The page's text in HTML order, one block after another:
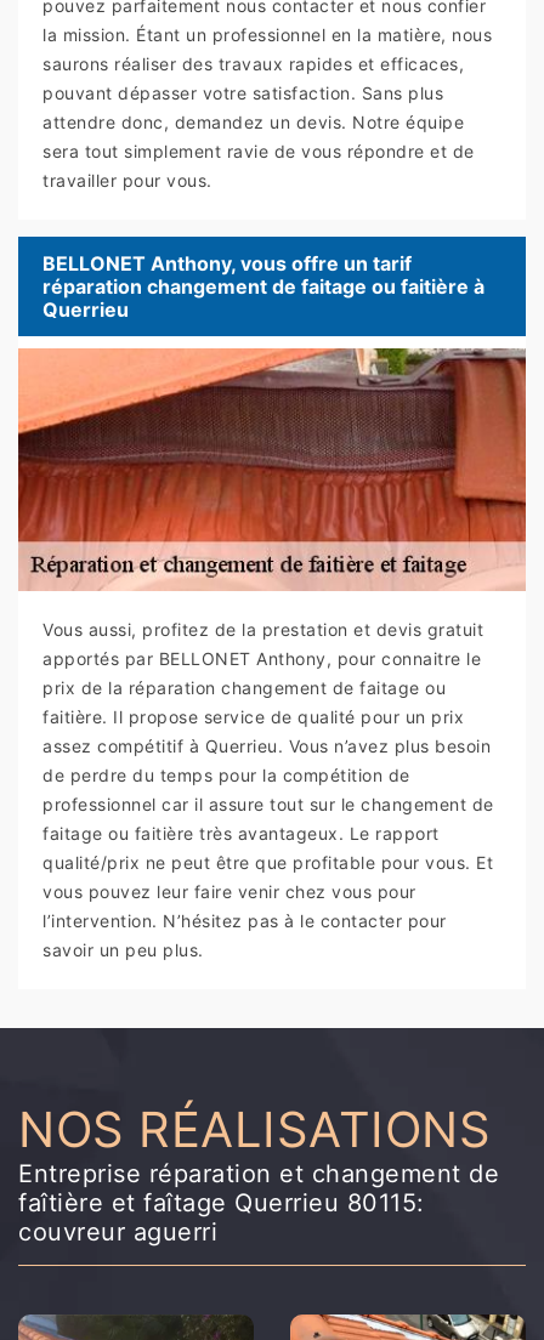
pouvez parfaitement nous contacter et nous confier
la mission. Étant un professionnel en la matière, nous
saurons réaliser des travaux rapides et efficaces,
pouvant dépasser votre satisfaction. Sans plus
attendre donc, demandez un devis. Notre équipe
sera tout simplement ravie de vous répondre et de
travailler pour vous.
BELLONET Anthony, vous offre un tarif
réparation changement de faitage ou faitière à
Querrieu
Vous aussi, profitez de la prestation et devis gratuit
apportés par BELLONET Anthony, pour connaitre le
prix de la réparation changement de faitage ou
faitière. Il propose service de qualité pour un prix
assez compétitif à Querrieu. Vous n’avez plus besoin
de perdre du temps pour la compétition de
professionnel car il assure tout sur le changement de
faitage ou faitière très avantageux. Le rapport
qualité/prix ne peut être que profitable pour vous. Et
vous pouvez leur faire venir chez vous pour
l’intervention. N’hésitez pas à le contacter pour
savoir un peu plus.
NOS RÉALISATIONS
Entreprise réparation et changement de
faîtière et faîtage Querrieu 80115:
couvreur aguerri